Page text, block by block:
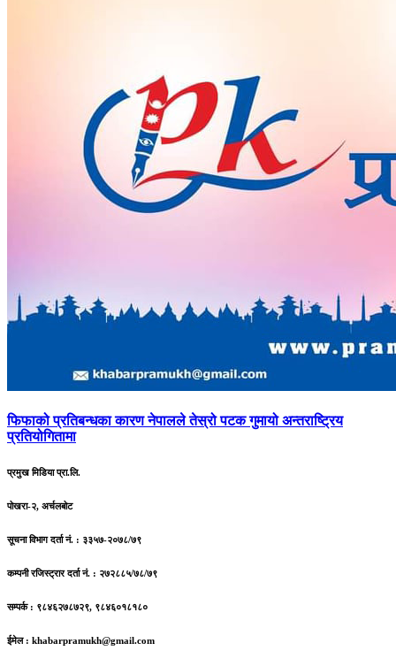
फिफाकोप्रतिबन्धका कारण नेपालले तेस्रो पटक गुमायो अन्तराष्ट्रिय
प्रतियोगितामा
प्रमुख मिडिया प्रा.लि.
पोखरा-२, अर्चलबोट
सूचना विभाग दर्ता नं. : ३३५७-२०७८/७९
कम्पनी रजिस्ट्रार दर्ता नं. : २७२८८५/७८/७९
सम्पर्क : ९८४६२७८७२९, ९८४६०१८१८०
ईमेल : khabarpramukh@gmail.com